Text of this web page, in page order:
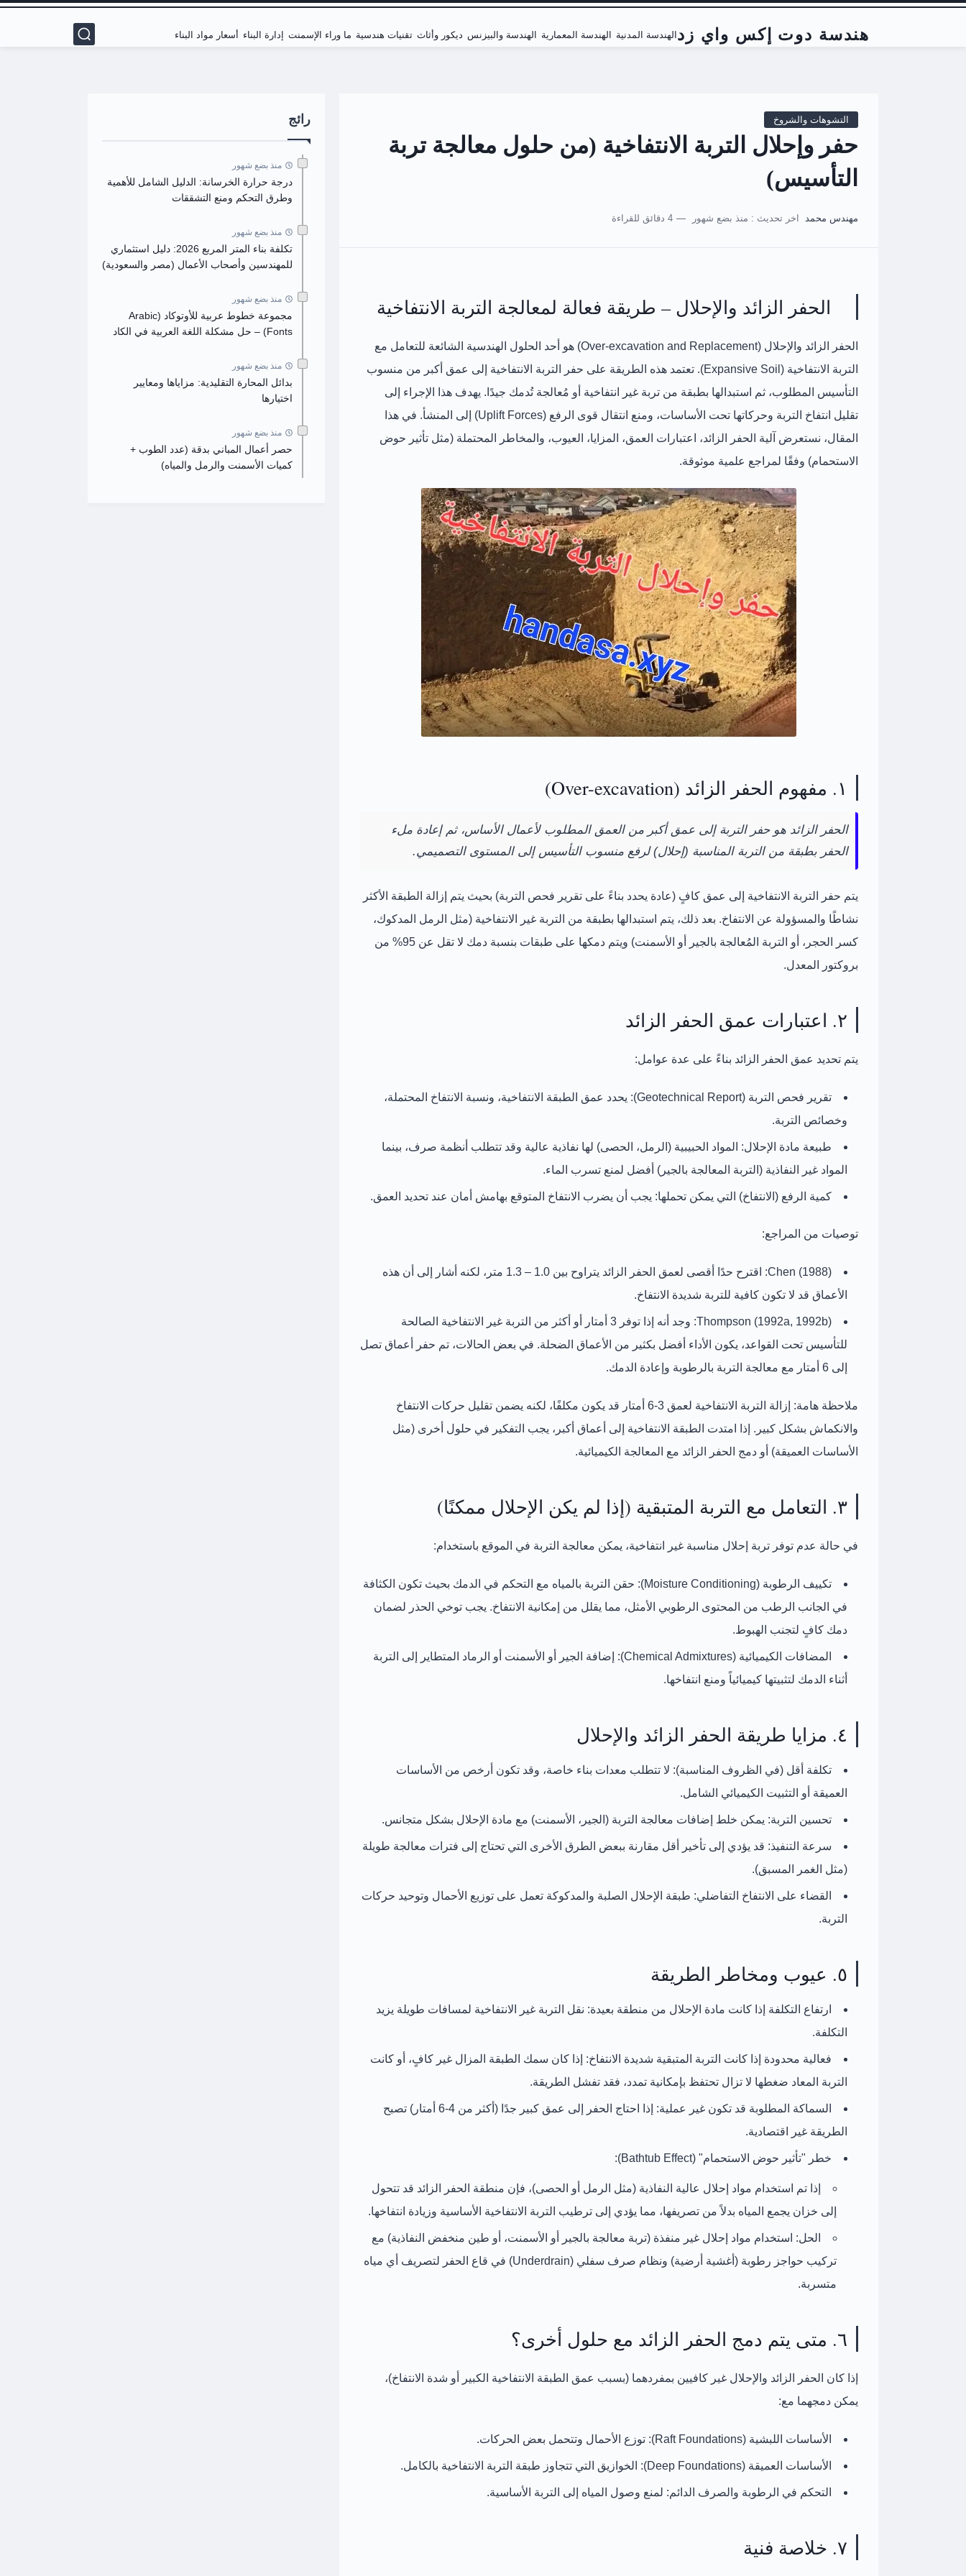
هندسة دوت إكس واي زد الهندسة المدنية الهندسة المعمارية الهندسة والبيزنس ديكور وأثاث تقنيات هندسية ما وراء الإسمنت إدارة البناء أسعار مواد البناء
التشوهات والشروخ
حفر وإحلال التربة الانتفاخية (من حلول معالجة تربة
التأسيس)
مهندس محمد اخر تحديث : منذ بضع شهور 4 دقائق للقراءة
الحفر الزائد والإحلال – طريقة فعالة لمعالجة التربة الانتفاخية
الحفر الزائد والإحلال (Over-excavation and Replacement)
هو أحد الحلول الهندسية الشائعة للتعامل مع
التربة الانتفاخية (Expansive Soil)
. تعتمد هذه الطريقة على حفر التربة الانتفاخية إلى عمق أكبر من منسوب
التأسيس المطلوب، ثم استبدالها بطبقة من تربة غير انتفاخية أو مُعالجة تُدمك جيدًا. يهدف هذا الإجراء إلى
تقليل انتفاخ التربة وحركاتها
تحت الأساسات، ومنع انتقال قوى الرفع (Uplift Forces) إلى المنشأ. في هذا
المقال، نستعرض آلية الحفر الزائد، اعتبارات العمق، المزايا، العيوب، والمخاطر المحتملة (مثل تأثير حوض
الاستحمام) وفقًا لمراجع علمية موثوقة.
١. مفهوم الحفر الزائد (Over-excavation)
الحفر الزائد هو حفر التربة إلى عمق أكبر من العمق المطلوب لأعمال الأساس، ثم إعادة ملء
الحفر بطبقة من التربة المناسبة (إحلال) لرفع منسوب التأسيس إلى المستوى التصميمي.
يتم حفر التربة الانتفاخية إلى عمق كافٍ (عادة يحدد بناءً على تقرير فحص التربة) بحيث يتم
إزالة الطبقة الأكثر
نشاطًا والمسؤولة عن الانتفاخ. بعد ذلك، يتم استبدالها بطبقة من التربة غير الانتفاخية (مثل الرمل المدكوك،
كسر الحجر، أو التربة المُعالجة بالجير أو الأسمنت) ويتم دمكها على طبقات بنسبة دمك لا تقل عن 95% من
بروكتور المعدل.
٢. اعتبارات عمق الحفر الزائد
يتم تحديد عمق الحفر الزائد بناءً على عدة عوامل:
تقرير فحص التربة (Geotechnical Report):
يحدد عمق الطبقة الانتفاخية، ونسبة الانتفاخ المحتملة،
وخصائص التربة.
طبيعة مادة الإحلال: المواد الحبيبية (الرمل، الحصى) لها نفاذية عالية وقد تتطلب أنظمة صرف، بينما
المواد غير النفاذية (التربة المعالجة بالجير) أفضل لمنع تسرب الماء.
كمية الرفع (الانتفاخ) التي يمكن تحملها: يجب أن يضرب الانتفاخ المتوقع بهامش أمان عند تحديد العمق.
توصيات من المراجع:
Chen (1988): اقترح حدًا أقصى لعمق الحفر الزائد يتراوح بين 1.0 – 1.3 متر
، لكنه أشار إلى أن هذه
الأعماق قد لا تكون كافية للتربة شديدة الانتفاخ.
Thompson (1992a, 1992b): وجد أنه إذا توفر
3 أمتار أو أكثر من التربة غير الانتفاخية الصالحة
للتأسيس تحت القواعد، يكون الأداء أفضل بكثير من الأعماق الضحلة. في بعض الحالات، تم حفر أعماق تصل
إلى 6 أمتار مع معالجة التربة بالرطوبة وإعادة الدمك.
ملاحظة هامة:
إزالة التربة الانتفاخية لعمق 3-6 أمتار قد يكون مكلفًا، لكنه يضمن تقليل حركات الانتفاخ
والانكماش بشكل كبير. إذا امتدت الطبقة الانتفاخية إلى أعماق أكبر، يجب التفكير في حلول أخرى (مثل
الأساسات العميقة) أو دمج الحفر الزائد مع المعالجة الكيميائية.
٣. التعامل مع التربة المتبقية (إذا لم يكن الإحلال ممكنًا)
في حالة عدم توفر تربة إحلال مناسبة غير انتفاخية، يمكن معالجة التربة في الموقع باستخدام:
تكييف الرطوبة (Moisture Conditioning):
حقن التربة بالمياه مع التحكم في الدمك بحيث تكون الكثافة
في الجانب الرطب من المحتوى الرطوبي الأمثل، مما يقلل من إمكانية الانتفاخ. يجب توخي الحذر لضمان
دمك كافٍ لتجنب الهبوط.
المضافات الكيميائية (Chemical Admixtures):
إضافة الجير أو الأسمنت أو الرماد المتطاير إلى التربة
أثناء الدمك لتثبيتها كيميائياً ومنع انتفاخها.
٤. مزايا طريقة الحفر الزائد والإحلال
تكلفة أقل (في الظروف المناسبة): لا تتطلب معدات بناء خاصة، وقد تكون أرخص من الأساسات
العميقة أو التثبيت الكيميائي الشامل.
تحسين التربة: يمكن خلط إضافات معالجة التربة (الجير، الأسمنت) مع مادة الإحلال بشكل متجانس.
سرعة التنفيذ: قد يؤدي إلى تأخير أقل مقارنة ببعض الطرق الأخرى التي تحتاج إلى فترات معالجة طويلة
(مثل الغمر المسبق).
القضاء على الانتفاخ التفاضلي: طبقة الإحلال الصلبة والمدكوكة تعمل على توزيع الأحمال وتوحيد حركات
التربة.
٥. عيوب ومخاطر الطريقة
ارتفاع التكلفة إذا كانت مادة الإحلال من منطقة بعيدة: نقل التربة غير الانتفاخية لمسافات طويلة يزيد
التكلفة.
فعالية محدودة إذا كانت التربة المتبقية شديدة الانتفاخ: إذا كان سمك الطبقة المزال غير كافٍ، أو كانت
التربة المعاد ضغطها لا تزال تحتفظ بإمكانية تمدد، فقد تفشل الطريقة.
السماكة المطلوبة قد تكون غير عملية:
إذا احتاج الحفر إلى عمق كبير جدًا (أكثر من 4-6 أمتار) تصبح
الطريقة غير اقتصادية.
خطر "تأثير حوض الاستحمام" (Bathtub Effect):
إذا تم استخدام مواد إحلال عالية النفاذية (مثل الرمل أو الحصى)، فإن منطقة الحفر الزائد قد تتحول
إلى خزان يجمع المياه بدلاً من تصريفها، مما يؤدي إلى ترطيب التربة الانتفاخية الأساسية وزيادة انتفاخها.
الحل: استخدام مواد إحلال غير منفذة (تربة معالجة بالجير أو الأسمنت، أو طين منخفض النفاذية) مع
تركيب حواجز رطوبة (أغشية أرضية) ونظام صرف سفلي (Underdrain)
في قاع الحفر لتصريف أي مياه
متسربة.
٦. متى يتم دمج الحفر الزائد مع حلول أخرى؟
إذا كان الحفر الزائد والإحلال غير كافيين بمفردهما (بسبب عمق الطبقة الانتفاخية الكبير أو شدة الانتفاخ)،
يمكن دمجهما مع:
الأساسات اللبشية (Raft Foundations): توزع الأحمال وتتحمل بعض الحركات.
الأساسات العميقة (Deep Foundations): الخوازيق التي تتجاوز طبقة التربة الانتفاخية بالكامل.
التحكم في الرطوبة والصرف الدائم: لمنع وصول المياه إلى التربة الأساسية.
٧. خلاصة فنية
رائج
منذ بضع شهور
درجة حرارة الخرسانة: الدليل الشامل للأهمية
وطرق التحكم ومنع التشققات
منذ بضع شهور
تكلفة بناء المتر المربع 2026: دليل استثماري
للمهندسين وأصحاب الأعمال (مصر والسعودية)
منذ بضع شهور
مجموعة خطوط عربية للأوتوكاد (Arabic
Fonts) – حل مشكلة اللغة العربية في الكاد
منذ بضع شهور
بدائل المحارة التقليدية: مزاياها ومعايير
اختيارها
منذ بضع شهور
حصر أعمال المباني بدقة (عدد الطوب +
كميات الأسمنت والرمل والمياه)